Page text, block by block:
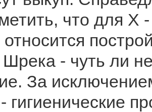
что для X
- чуть ли
За
гигиенические